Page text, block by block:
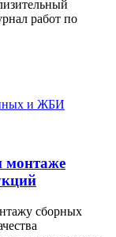
работ по
и ЖБИ
монтаже
сборных